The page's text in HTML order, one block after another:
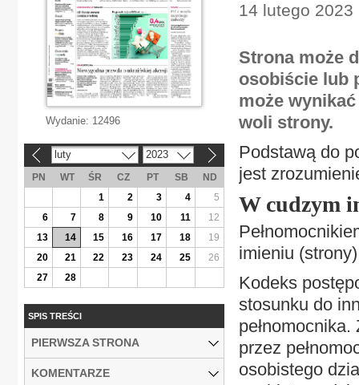
14 lutego
Strona może
osobiście lub
może
woli strony.
Podstawą do
jest
W cudzym
imieniu
Kodeks
stosunku do
przez
osobistego
Wydanie: 12496
luty 2023
PN WT ŚR CZ PT SB
ND
1
2 3 4
5
6
7 8 9 10 11
12
13
14 15 16 17 18
19
20
21 22 23 24 25
26
27
28
SPIS TREŚCI
PIERWSZA STRONA
KOMENTARZE